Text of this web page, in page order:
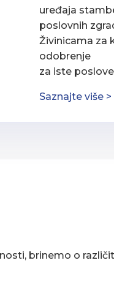
uređaja
poslovnih
Živinicama za
odobrenje
za iste
Saznajte više >
brinemo o